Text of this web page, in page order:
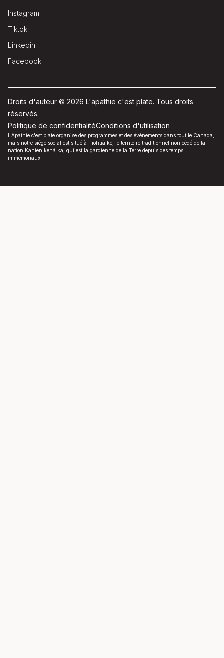
Instagram
Tiktok
Linkedin
Facebook
Droits d'auteur © 2026 L'apathie c'est plate. Tous droits
réservés.
Politique de confidentialitéConditions d'utilisation
L'Apathie c'est plate organise des programmes et des événements dans tout le Canada,
mais notre siège social est situé à Tiohtiá:ke, le territoire traditionnel non cédé de la
nation Kanien'kehá:ka, qui est la gardienne de la Terre depuis des temps
immémoriaux.